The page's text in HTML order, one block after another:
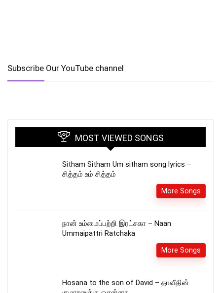
Subscribe Our YouTube channel
MOST VIEWED SONGS
Sitham Sitham Um sitham song lyrics –
சித்தம் உம் சித்தம்
More Songs
நான் உம்மைப்பற்றி இரட்சகா – Naan
Ummaipattri Ratchaka
More Songs
Hosana to the son of David – தாவீதின்